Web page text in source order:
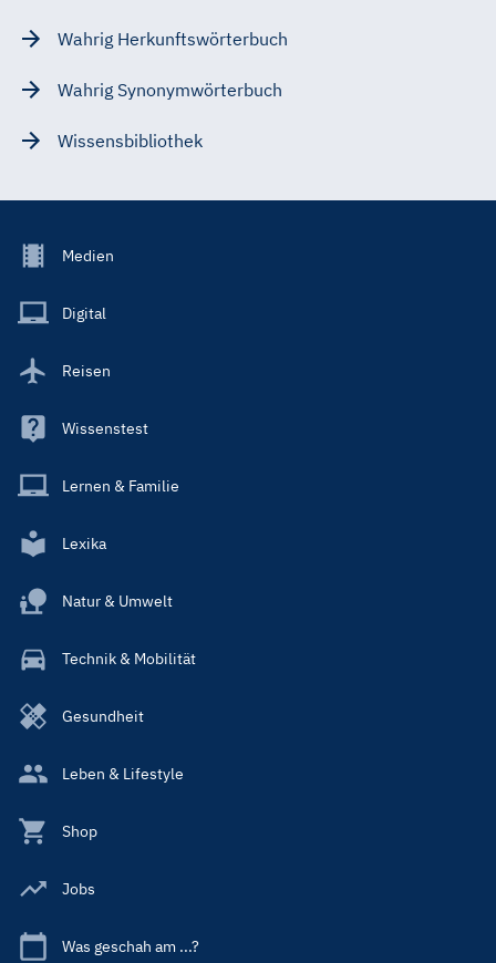
Wahrig Herkunftswörterbuch
Wahrig Synonymwörterbuch
Wissensbibliothek
Footer
Main
Medien
Digital
Reisen
Wissenstest
Lernen & Familie
Lexika
Natur & Umwelt
Technik & Mobilität
Gesundheit
Leben & Lifestyle
Shop
Jobs
Was geschah am ...?